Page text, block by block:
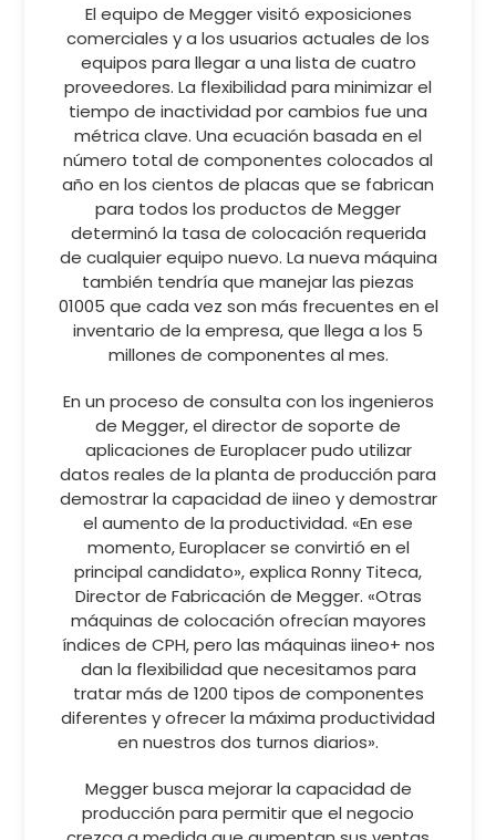
El equipo de Megger visitó exposiciones
comerciales y a los usuarios actuales de los
equipos para llegar a una lista de cuatro
proveedores. La flexibilidad para minimizar el
tiempo de inactividad por cambios fue una
métrica clave. Una ecuación basada en el
número total de componentes colocados al
año en los cientos de placas que se fabrican
para todos los productos de Megger
determinó la tasa de colocación requerida
de cualquier equipo nuevo. La nueva máquina
también tendría que manejar las piezas
01005 que cada vez son más frecuentes en el
inventario de la empresa, que llega a los 5
millones de componentes al mes.
En un proceso de consulta con los ingenieros
de Megger, el director de soporte de
aplicaciones de Europlacer pudo utilizar
datos reales de la planta de producción para
demostrar la capacidad de iineo y demostrar
el aumento de la productividad. «En ese
momento, Europlacer se convirtió en el
principal candidato», explica Ronny Titeca,
Director de Fabricación de Megger. «Otras
máquinas de colocación ofrecían mayores
índices de CPH, pero las máquinas iineo+ nos
dan la flexibilidad que necesitamos para
tratar más de 1200 tipos de componentes
diferentes y ofrecer la máxima productividad
en nuestros dos turnos diarios».
Megger busca mejorar la capacidad de
producción para permitir que el negocio